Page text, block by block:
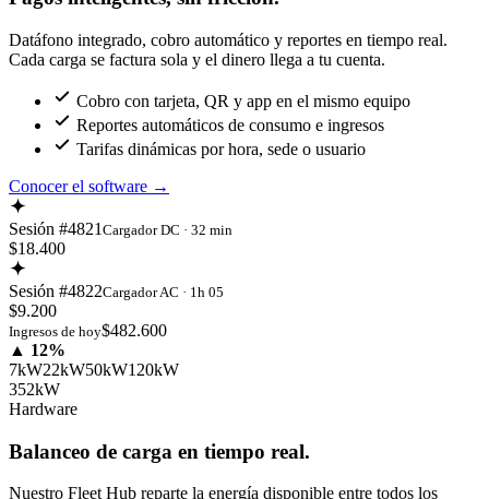
Datáfono integrado, cobro automático y reportes en tiempo real.
Cada carga se factura sola y el dinero llega a tu cuenta.
Cobro con tarjeta, QR y app en el mismo equipo
Reportes automáticos de consumo e ingresos
Tarifas dinámicas por hora, sede o usuario
Conocer el software →
Sesión #4821 Cargador DC · 32 min
$18.400
Sesión #4822Cargador AC · 1h 05
$9.200
Ingresos de hoy$482.600
▲ 12%
7kW22kW50kW120kW
352kW
Hardware
Balanceo de carga en tiempo real.
Nuestro Fleet Hub reparte la energía disponible entre todos los